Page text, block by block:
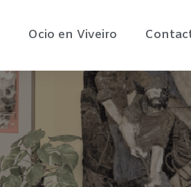
Ocio en Viveiro